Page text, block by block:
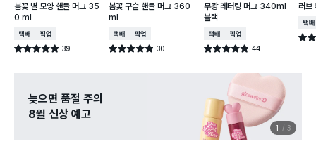
봄꽃 별 모양 핸들 머그 35
0 ml
택배배송매장픽업
별점 4.9점 39
건 작성
봄꽃 구슬 핸들 머그 360
ml
택배배송매장픽업
별점 4.9점 30
건 작성
무광 레터링 머그 340ml
블랙
택배배송매장픽업
별점 4.9점 44
건 작성
러브
택배
별점
늦으면 품절 주의
8월 신상 예고
1 3